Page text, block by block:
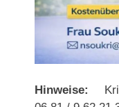
Hinweise: